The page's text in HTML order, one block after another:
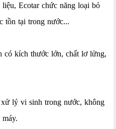
Ecotar chức năng loại bỏ
tồn tại trong nước...
có kích thước lớn, chất lơ lửng,
lý vi sinh trong nước, không